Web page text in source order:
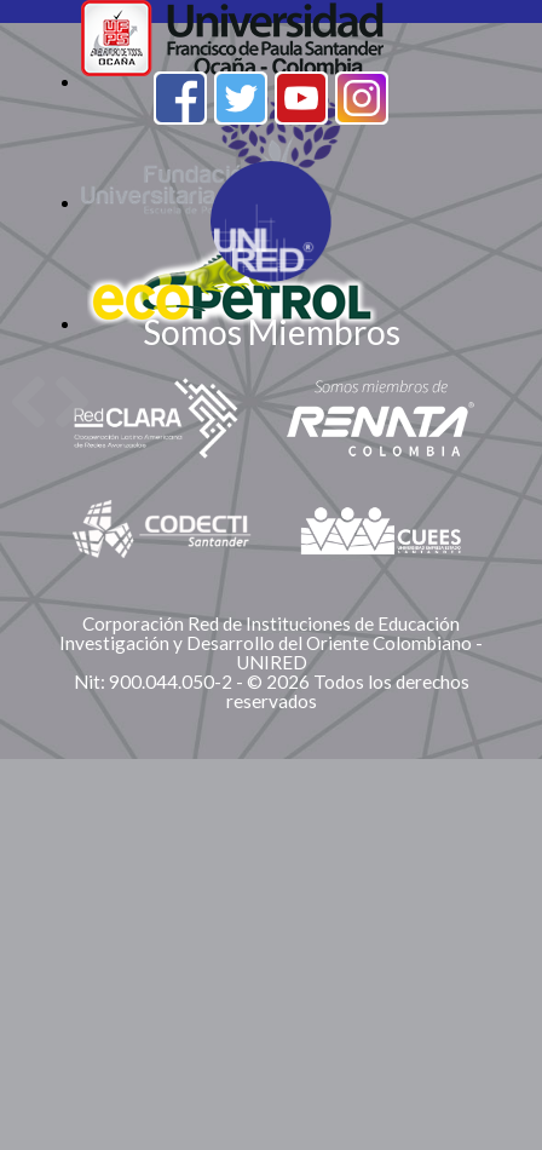
Somos Miembros
Corporación Red de Instituciones de Educación
Investigación y Desarrollo del Oriente Colombiano -
UNIRED
Nit: 900.044.050-2 - © 2026 Todos los derechos
reservados